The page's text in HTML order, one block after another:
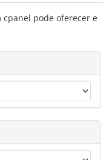
pode oferecer e